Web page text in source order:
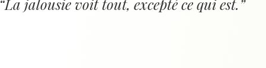
“La jalousie voit tout, excepté ce qui est.”